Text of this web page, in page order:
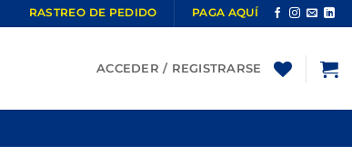
RASTREO DE PEDIDO PAGA AQUÍ
ACCEDER / REGISTRARSE